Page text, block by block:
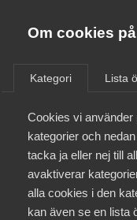
Om cookies
Kategori Lista
Cookies vi använder
kategorier och
tacka ja eller nej till
avaktiverar
alla cookies i den
kan även se en lista
Almega Utbildning
Medie­företagen
Om Almega
Aktuellt
Medlemskapet
Mina sidor
av